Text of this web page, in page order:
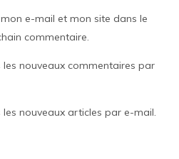
e-mail et mon site dans le
commentaire.
nouveaux commentaires par
nouveaux articles par e-mail.